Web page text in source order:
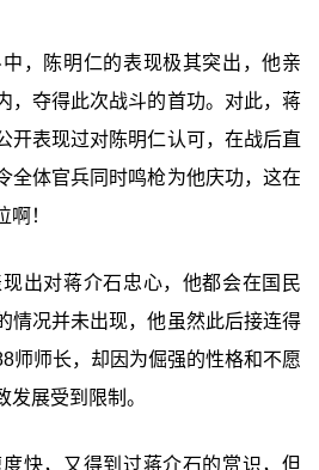
，陈明仁的表现极其突出，他亲
，夺得此次战斗的首功。对此，蒋
开表现过对陈明仁认可，在战后直
全体官兵同时鸣枪为他庆功，这在
！
出对蒋介石忠心，他都会在国民
情况并未出现，他虽然此后接连得
师师长，却因为倔强的性格和不愿
发展受到限制。
快，又得到过蒋介石的赏识，但